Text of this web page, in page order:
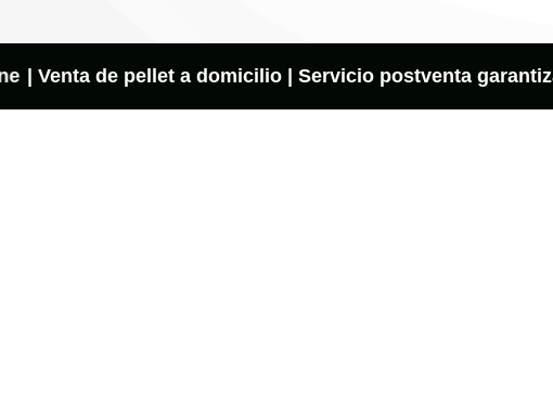
| Venta de pellet a domicilio | Servicio postventa